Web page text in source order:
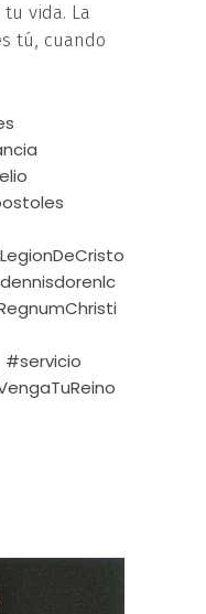
vida. La
tú, cuando
#servicio